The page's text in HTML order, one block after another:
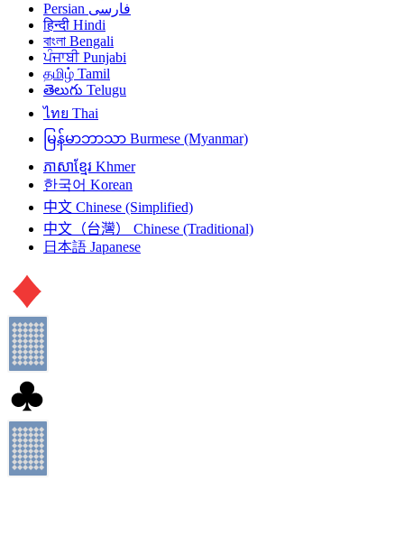
فارسی Persian
हिन्दी Hindi
বাংলা Bengali
ਪੰਜਾਬੀ Punjabi
தமிழ் Tamil
తెలుగు Telugu
ไทย Thai
မြန်မာဘာသာ Burmese (Myanmar)
ភាសាខ្មែរ Khmer
한국어 Korean
中文 Chinese (Simplified)
中文（台灣）
Chinese (Traditional)
日本語 Japanese